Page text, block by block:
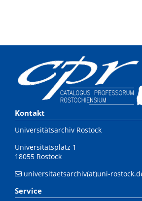
Kontakt
Universitätsarchiv Rostock
Universitätsplatz 1
18055 Rostock
universitaetsarchiv(at)uni-
Service